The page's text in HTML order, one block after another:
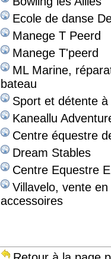
Ecole de danse
Manege T Peerd
Manege T'peerd
ML Marine,
bateau
Sport et détente à
Kaneallu
Centre équestre
Dream Stables
Centre Equestre
Villavelo, vente
accessoires